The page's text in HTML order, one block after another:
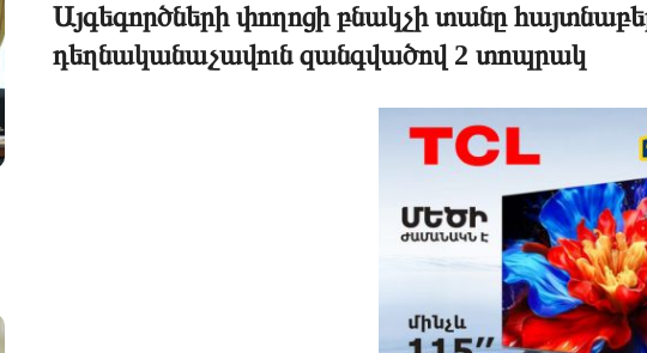
Այգեգործների փողոցի բնակչի տանը
դեղնականաչավուն զանգվածով 2 տոպրակ